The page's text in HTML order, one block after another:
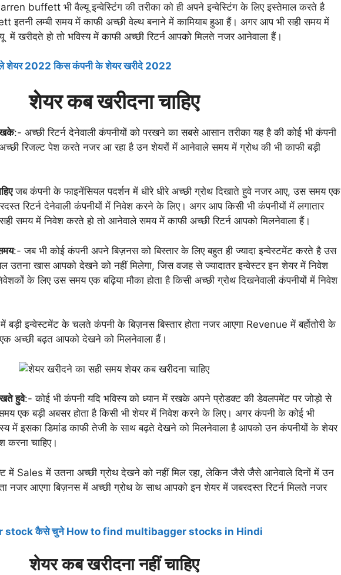
buffett भी वैल्यू इन्वेस्टिंग की तरीका को ही अपने इन्वेस्टिंग के लिए इस्तेमाल करते है
लम्बी समय में काफी अच्छी वेल्थ बनाने में कामियाब हुआ हैं। अगर आप भी सही समय में
खरीदते हो तो भविस्य में काफी अच्छी रिटर्न आपको मिलते नजर आनेवाला हैं।
शेयर 2022 किस कंपनी के शेयर खरीदे 2022
शेयर कब खरीदना चाहिए
:- अच्छी रिटर्न देनेवाली कंपनीयों को परखने का सबसे आसान तरीका यह है की कोई भी कंपनी
रिजल्ट पेश करते नजर आ रहा है उन शेयरों में आनेवाले समय में ग्रोथ की भी काफी बड़ी
जब कंपनी के फाइनेंसियल पदर्शन में धीरे धीरे अच्छी ग्रोथ दिखाते हुवे नजर आए, उस समय एक
रिटर्न देनेवाली कंपनीयों में निवेश करने के लिए। अगर आप किसी भी कंपनीयों में लगातार
समय में निवेश करते हो तो आनेवाले समय में काफी अच्छी रिटर्न आपको मिलनेवाला हैं।
:- जब भी कोई कंपनी अपने बिज़नस को बिस्तार के लिए बहुत ही ज्यादा इन्वेस्टमेंट करते है उस
उतना खास आपको देखने को नहीं मिलेगा, जिस वजह से ज्यादातर इन्वेस्टर इन शेयर में निवेश
के लिए उस समय एक बढ़िया मौका होता है किसी अच्छी ग्रोथ दिखनेवाली कंपनीयों में निवेश
इन्वेस्टमेंट के चलते कंपनी के बिज़नस बिस्तार होता नजर आएगा Revenue में बर्होतोरी के
अच्छी बढ़त आपको देखने को मिलनेवाला हैं।
हुवे:- कोई भी कंपनी यदि भविस्य को ध्यान में रखके अपने प्रोडक्ट की डेवलपमेंट पर जोड़ो से
एक बड़ी अबसर होता है किसी भी शेयर में निवेश करने के लिए। अगर कंपनी के कोई भी
में इसका डिमांड काफी तेजी के साथ बढ़ते देखने को मिलनेवाला है आपको उन कंपनीयों के शेयर
करना चाहिए।
में Sales में उतना अच्छी ग्रोथ देखने को नहीं मिल रहा, लेकिन जैसे जैसे आनेवाले दिनों में उन
होता नजर आएगा बिज़नस में अच्छी ग्रोथ के साथ आपको इन शेयर में जबरदस्त रिटर्न मिलते नजर
stock कैसे चुने How to find multibagger stocks in Hindi
शेयर कब खरीदना नहीं चाहिए